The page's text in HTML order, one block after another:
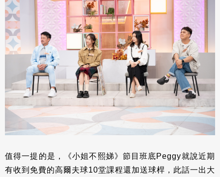
值得一提的是，《小姐不熙娣》節目班底Peggy就說近期
有收到免費的高爾夫球10堂課程還加送球桿，此話一出大